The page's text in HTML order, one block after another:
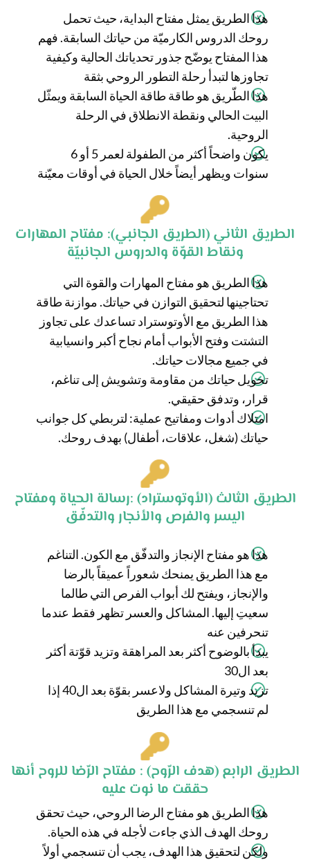
هذا الطريق يمثل مفتاح البداية، حيث تحمل
روحك الدروس الكارميّة من حياتك السابقة. فهم
هذا المفتاح يوضّح جذور تحدياتك الحالية وكيفية
تجاوزها لتبدأ رحلة التطور الروحي بثقة
هذا الطّريق هو طاقة طاقة الحياة السابقة ويمثّل
البيت الحالي ونقطة الانطلاق في الرحلة
الروحية.
يكون واضحاً أكثر من الطفولة لعمر 5 أو 6
سنوات ويظهر أيضاً خلال الحياة في أوقات معيّنة
الطريق الثاني (الطريق الجانبي): مفتاح المهارات
ونقاط القوّة والدروس الجانبيّة
هذا الطريق هو مفتاح المهارات والقوة التي
تحتاجينها لتحقيق التوازن في حياتك. موازنة طاقة
هذا الطريق مع الأوتوستراد تساعدك على تجاوز
التشتت وفتح الأبواب أمام نجاح أكبر وانسيابية
في جميع مجالات حياتك.
تحويل حياتك من مقاومة وتشويش إلى تناغم،
قرار، وتدفق حقيقي.
امتلاك أدوات ومفاتيح عملية: لتربطي كل جوانب
حياتك (شغل، علاقات، أطفال) بهدف روحك.
الطريق الثالث (الأوتوستراد) :رسالة الحياة ومفتاح
اليسر والفرص والأنجار والتدفّق
هذا هو مفتاح الإنجاز والتدفّق مع الكون. التناغم
مع هذا الطريق يمنحك شعوراً عميقاً بالرضا
والإنجاز، ويفتح لك أبواب الفرص التي طالما
سعيتِ إليها. المشاكل والعسر تظهر فقط عندما
تنحرفين عنه
يبدأ بالوضوح أكثر بعد المراهقة وتزيد قوّتة أكثر
بعد ال30
تزيد وتيرة المشاكل ولاعسر بقوّة بعد ال40 إذا
لم تنسجمي مع هذا الطريق
الطريق الرابع (هدف الرّوح) : مفتاح الرّضا للروح أنها
حققت ما نوت عليه
هذا الطريق هو مفتاح الرضا الروحي، حيث تحقق
روحك الهدف الذي جاءت لأجله في هذه الحياة.
ولكن لتحقيق هذا الهدف، يجب أن تنسجمي أولاً